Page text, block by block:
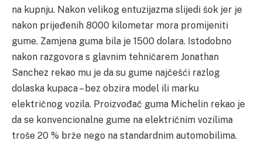
na kupnju. Nakon velikog entuzijazma slijedi šok jer je
nakon prijeđenih 8000 kilometar mora promijeniti
gume. Zamjena guma bila je 1500 dolara. Istodobno
nakon razgovora s glavnim tehničarem Jonathan
Sanchez rekao mu je da su gume najčešći razlog
dolaska kupaca – bez obzira model ili marku
električnog vozila. Proizvođač guma Michelin rekao je
da se konvencionalne gume na električnim vozilima
troše 20 % brže nego na standardnim automobilima.